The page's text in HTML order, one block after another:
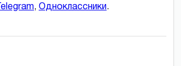
Telegram, Одноклассники.